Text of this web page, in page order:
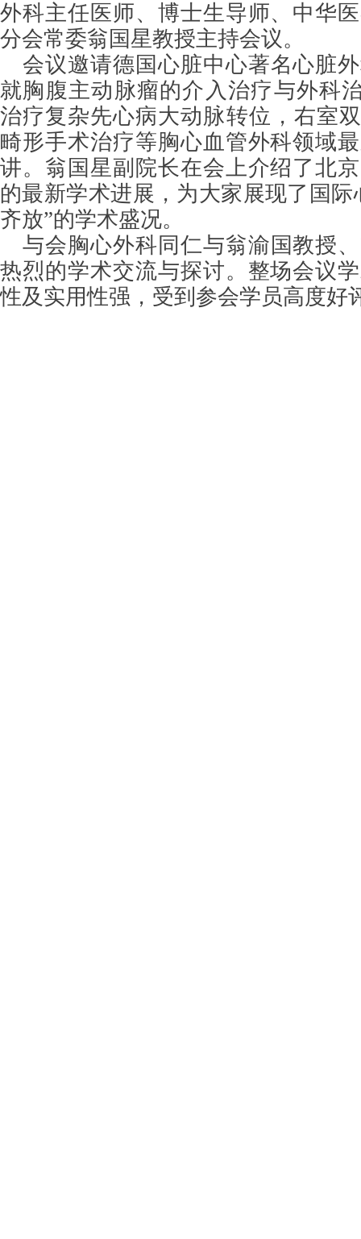
外科主任医师、博士生导师、中华
分会常委翁国星教授主持会议。
会议邀请德国心脏中心著名心脏
就胸腹主动脉瘤的介入治疗与外科
治疗复杂先心病大动脉转位，右室
畸形手术治疗等胸心血管外科领域
讲。翁国星副院长在会上介绍了北
的最新学术进展，为大家展现了国际
齐放”的学术盛况。
与会胸心外科同仁与翁渝国教授
热烈的学术交流与探讨。整场会议
性及实用性强，受到参会学员高度好